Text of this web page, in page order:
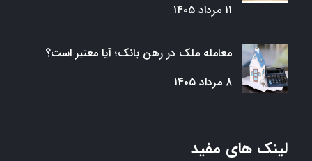
۱۱ مرداد ۱۴۰۵
معامله ملک در رهن بانک؛ آیا معتبر است؟
۸ مرداد ۱۴۰۵
لینک های مفید